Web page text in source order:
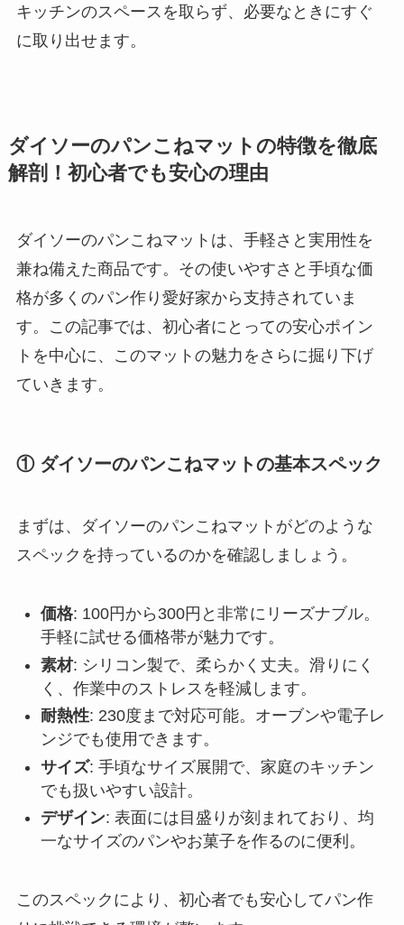
キッチンのスペースを取らず、必要なときにすぐ
に取り出せます。
ダイソーのパンこねマットの特徴を徹底
解剖！初心者でも安心の理由
ダイソーのパンこねマットは、手軽さと実用性を
兼ね備えた商品です。その使いやすさと手頃な価
格が多くのパン作り愛好家から支持されていま
す。この記事では、初心者にとっての安心ポイン
トを中心に、このマットの魅力をさらに掘り下げ
ていきます。
① ダイソーのパンこねマットの基本スペック
まずは、ダイソーのパンこねマットがどのような
スペックを持っているのかを確認しましょう。
価格: 100円から300円と非常にリーズナブル。
手軽に試せる価格帯が魅力です。
素材: シリコン製で、柔らかく丈夫。滑りにく
く、作業中のストレスを軽減します。
耐熱性: 230度まで対応可能。オーブンや電子レ
ンジでも使用できます。
サイズ: 手頃なサイズ展開で、家庭のキッチン
でも扱いやすい設計。
デザイン: 表面には目盛りが刻まれており、均
一なサイズのパンやお菓子を作るのに便利。
このスペックにより、初心者でも安心してパン作